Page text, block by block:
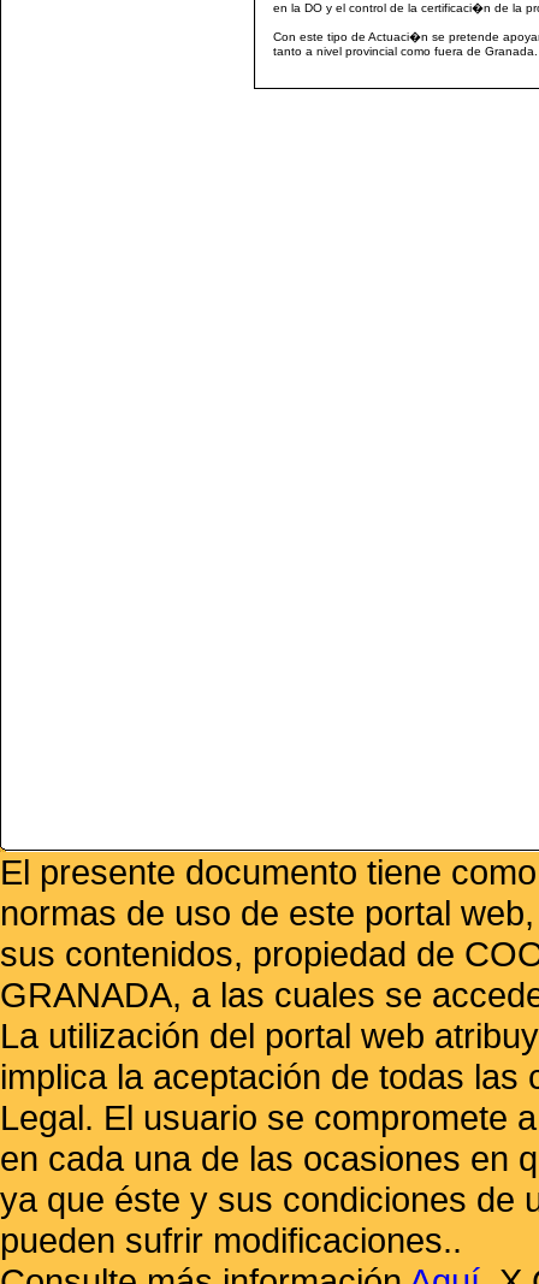
en la DO y el control de la certificaci�n de la
Con este tipo de Actuaci�n se pretende
tanto a nivel provincial como fuera de Granada.
El presente documento tiene
normas de uso de este portal
sus contenidos, propiedad de
GRANADA, a las cuales se
La utilización del portal web
implica la aceptación de todas
Legal. El usuario se compromete
en cada una de las ocasiones en
ya que éste y sus condiciones de
pueden sufrir modificaciones..